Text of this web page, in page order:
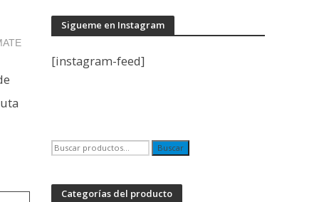
Sigueme en Instagram
[instagram-feed]
Buscar
por:
Buscar
Categorías del producto